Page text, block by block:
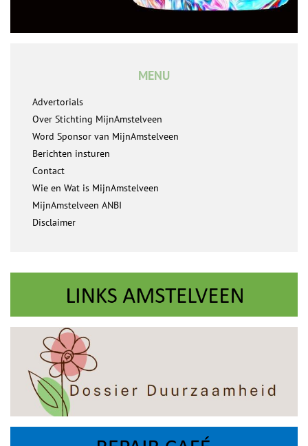
MENU
Advertorials
Over Stichting MijnAmstelveen
Word Sponsor van MijnAmstelveen
Berichten insturen
Contact
Wie en Wat is MijnAmstelveen
MijnAmstelveen ANBI
Disclaimer